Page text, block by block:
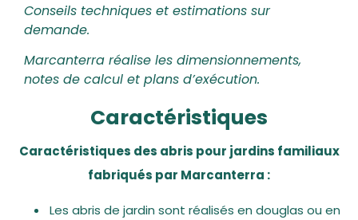
Conseils techniques et estimations sur
demande.
Marcanterra réalise les dimensionnements,
notes de calcul et plans d’exécution.
Caractéristiques
Caractéristiques des abris pour jardins familiaux
fabriqués par Marcanterra :
Les abris de jardin sont réalisés en douglas ou en